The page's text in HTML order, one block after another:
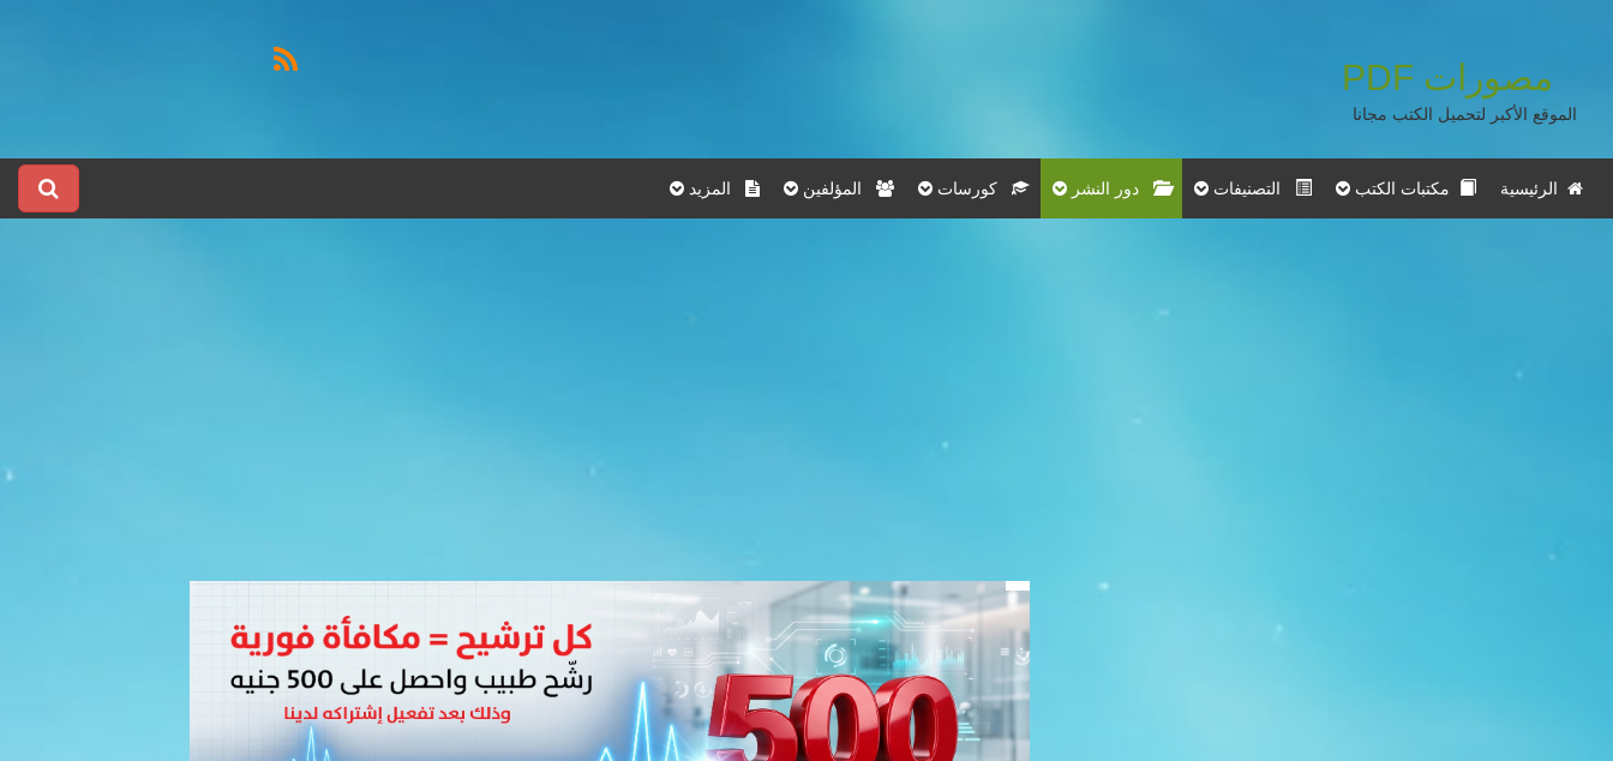
مصورات PDF
الموقع الأكبر لتحميل الكتب مجانا
الرئيسية مكتبات الكتب التصنيفات دور النشر كورسات المؤلفين المزيد